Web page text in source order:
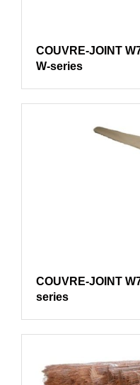
COUVRE-JOINT
W-series
COUVRE-JOINT
series